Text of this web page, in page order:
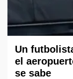
Un
el
se sabe